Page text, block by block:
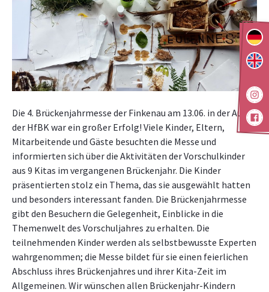
Die 4. Brückenjahrmesse der Finkenau am 13.06. in der Aula
der HfBK war ein großer Erfolg! Viele Kinder, Eltern,
Mitarbeitende und Gäste besuchten die Messe und
informierten sich über die Aktivitäten der Vorschulkinder
aus 9 Kitas im vergangenen Brückenjahr. Die Kinder
präsentierten stolz ein Thema, das sie ausgewählt hatten
und besonders interessant fanden. Die Brückenjahrmesse
gibt den Besuchern die Gelegenheit, Einblicke in die
Themenwelt des Vorschuljahres zu erhalten. Die
teilnehmenden Kinder werden als selbstbewusste Experten
wahrgenommen; die Messe bildet für sie einen feierlichen
Abschluss ihres Brückenjahres und ihrer Kita-Zeit im
Allgemeinen. Wir wünschen allen Brückenjahr-Kindern